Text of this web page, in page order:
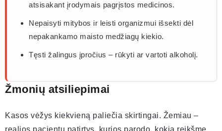
atsisakant įrodymais pagrįstos medicinos.
Nepaisyti mitybos ir leisti organizmui išsekti dėl
nepakankamo maisto medžiagų kiekio.
Tęsti žalingus įpročius – rūkyti ar vartoti alkoholį.
Žmonių atsiliepimai
Kasos vėžys kiekvieną paliečia skirtingai. Žemiau –